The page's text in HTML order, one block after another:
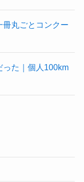
丸ごとコンクー
った｜個人100km